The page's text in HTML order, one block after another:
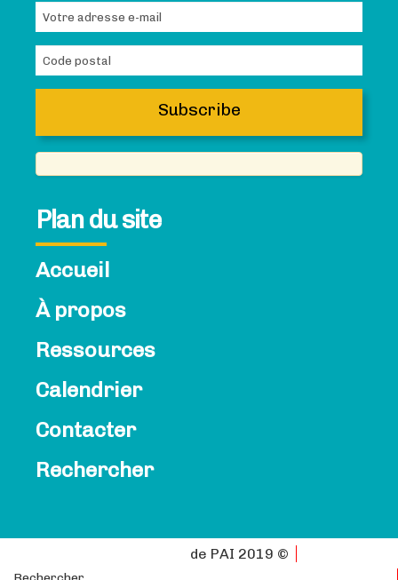
Plan du site
Accueil
À propos
Ressources
Calendrier
Contacter
Rechercher
de PAI 2019 ©